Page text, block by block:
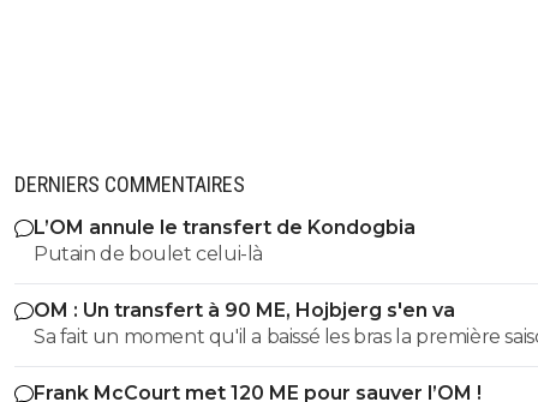
DERNIERS COMMENTAIRES
L’OM annule le transfert de Kondogbia
Putain de boulet celui-là
OM : Un transfert à 90 ME, Hojbjerg s'en va
Sa fait un moment qu'il a baissé les bras la première
etait top mais depuis quelques match etait en dessus.
et bon vent a lui pour le reste de sa carrière ...
Frank McCourt met 120 ME pour sauver l’OM !